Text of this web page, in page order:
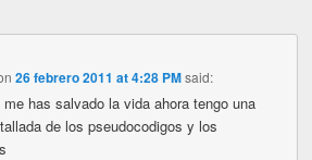
26 febrero 2011 at 4:28 PM said:
has salvado la vida ahora tengo una
de los pseudocodigos y los